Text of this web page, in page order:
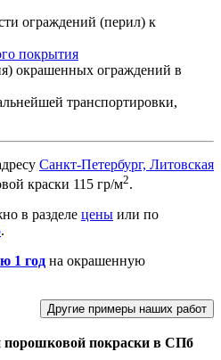
ограждений (перил) к
покрытия
окрашенных ограждений в
транспортировки,
Санкт-Петербург, Литовская
краски 115 гр/м2.
в разделе цены или по
.
1 год на окрашенную
Другие примеры наших работ
порошковой покраски в СПб